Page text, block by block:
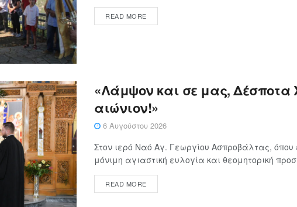
READ MORE
«Λάμψον και σε μας, Δέσποτα
αιώνιον!»
6 Αυγούστου 2026
Στον ιερό Ναό Αγ. Γεωργίου Ασπροβάλτας,
μόνιμη αγιαστική ευλογία και θεομητορική
READ MORE